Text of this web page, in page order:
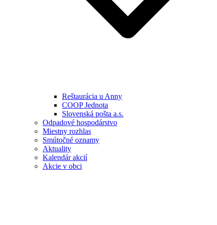
Reštaurácia u Anny
COOP Jednota
Slovenská pošta a.s.
Odpadové hospodárstvo
Miestny rozhlas
Smútočné oznamy
Aktuality
Kalendár akcií
Akcie v obci